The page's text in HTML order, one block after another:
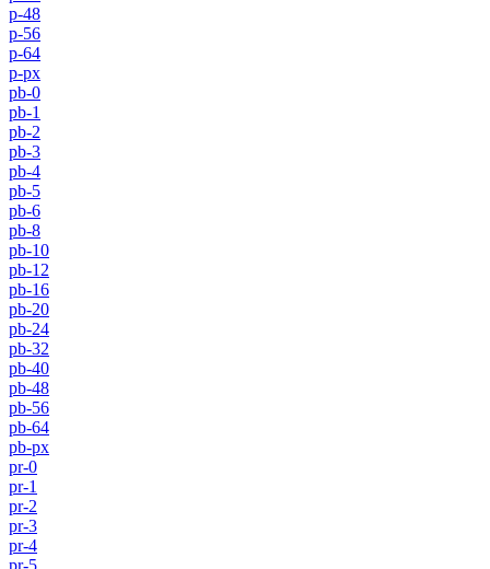
p-48
p-56
p-64
p-px
pb-0
pb-1
pb-2
pb-3
pb-4
pb-5
pb-6
pb-8
pb-10
pb-12
pb-16
pb-20
pb-24
pb-32
pb-40
pb-48
pb-56
pb-64
pb-px
pr-0
pr-1
pr-2
pr-3
pr-4
pr-5